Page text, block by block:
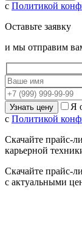
с Политикой
Оставьте заявку
и мы отправим
Я
с Политикой
Скачайте прайс-
карьерной
Скачайте прайс-
с актуальными